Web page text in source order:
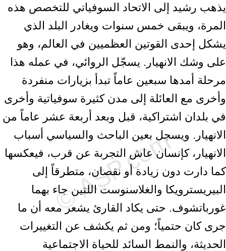
يذهب رشيد إلى الاتحاد السوفياتي للتخصص هذه
المرة، ويبقى خمس سنوات ويغادر البلد الذي
يشكل إحدى القوتين العظميين في العالم، وهو
على وشك الانهيار. يسجّل الروائي، في عمله هذا
مرحلة أمدها سبعين عاماً تبدأ بزيارات منفردة
وأخرى مع العائلة إلى مدن كثيرة سوفياتية وأخرى
في بلدان اشتراكية، قبل وبعد أربعة عشر عاماً من
الانهيار. ويسجل بعين الباحث والسياسي أسباب
الانهيار، كإنسان عاش التجربة عن قرب، فيعكسها
كما دارت دون زيادة أو نقصان، متطرقاً إلى
البيريسترويكا والغلاسنوست اللتين جاء بهما
غورباتشوف. حتى يكاد القارئ يشعر معه أن ما
جرى كان حتمياً؛ ومن ثم يكشف عن التغييرات
الحديثة، والنمط السائد للحياة الاجتماعية